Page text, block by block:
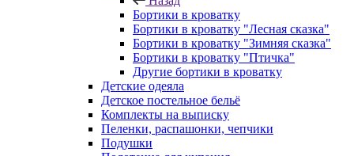
Бортики в кроватку
Бортики в кроватку "Лесная сказка"
Бортики в кроватку "Зимняя сказка"
Бортики в кроватку "Птичка"
Другие бортики в кроватку
Детские одеяла
Детское постельное бельё
Комплекты на выписку
Пеленки, распашонки, чепчики
Подушки